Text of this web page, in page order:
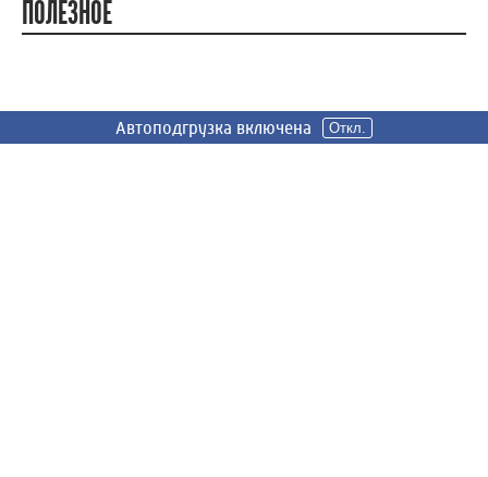
ПОЛЕЗНОЕ
Автоподгрузка включена Откл.
Автоподгрузка включена Откл.